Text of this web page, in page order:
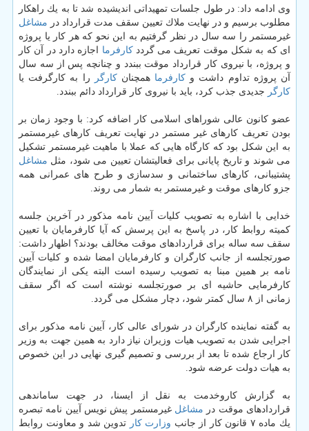
وی ادامه داد: در طول جلسات تمهیداتی اندیشیده شد تا به یك راهكار
مطلوب برسیم و در نهایت ملاك تعیین سقف مدت قرارداد در مشاغل
غیرمستمر را سه سال در نظر گرفتیم به این نحو كه هر كار یا پروژه
ای كه به شكل موقت تعریف می گرددكارفرما اجازه دارد در آن كار
و پروژه، با نیروی كار قرارداد موقت ببندد و چنانچه پس از سه سال
آن پروژه تداوم داشت و كارفرما همچنانكارگر
را به كارگرفت یا
كارگر جدیدی جذب كرد، باید با نیروی كار قرارداد دائم ببندد.
عضو كانون عالی شوراهای اسلامی كار اضافه كرد: با وجود زمان بر
بودن تعریف كارهای غیر مستمر در نهایت تعریف كارهای غیرمستمر
به این شكل بود كه كارگاه هایی كه عملا با ماهیت غیرمستمر تشكیل
می شوند و تاریخ پایانی برای فعالیتشان تعیین می شود، مثل مشاغل
پشتیبانی، كارهای ساختمانی و سدسازی و طرح های عمرانی همه
جزو كارهای موقت و غیرمستمر به شمار می روند.
خدایی با اشاره به تصویب كلیات آیین نامه مذكور در آخرین جلسه
كمیته روابط كار، در پاسخ به این پرسش كه آیا كارفرمایان با تعیین
سقف سه ساله برای قراردادهای موقت مخالف بودند؟ اظهار داشت:
صورتجلسه از جانب كارگران و كارفرمایان امضا شده و كلیات آیین
نامه بر همین مبنا به تصویب رسیده است البته یكی از نمایندگان
كارفرمایی حاشیه ای بر صورتجلسه نوشته است كه اگر سقف
زمانی از ۸ سال كمتر شود، دچار مشكل می گردد.
به گفته نماینده كارگران در شورای عالی كار، آیین نامه مذكور برای
اجرایی شدن به تصویب هیات وزیران نیاز دارد به همین جهت به وزیر
كار ارجاع شده تا بعد از بررسی و تصمیم گیری نهایی در این خصوص
به هیات دولت عرضه شود.
به گزارش كاروخدمت به نقل از ایسنا، در جهت ساماندهی
قراردادهای موقت در مشاغل غیرمستمر پیش نویس آیین نامه تبصره
یك ماده ۷ قانون كار از جانب
وزارت كار تدوین شد و معاونت روابط